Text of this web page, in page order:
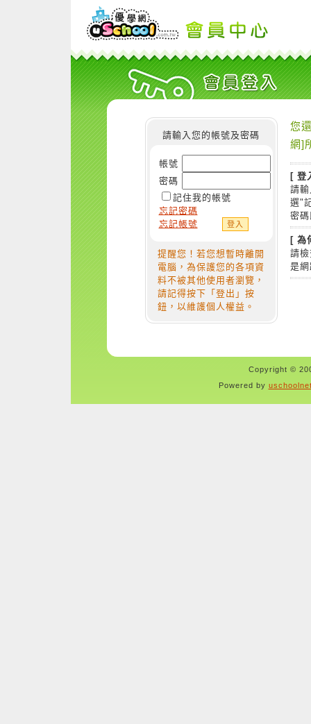
請輸入您的帳號及密碼
帳號
密碼
記住我的帳號
忘記密碼
忘記帳號
提醒您！若您想暫時離開
電腦，為保護您的各項資
料不被其他使用者瀏覽，
請記得按下「登出」按
鈕，以維護個人權益。
您
網]
[ 登
請
選"
密
[ 為
請
是
Copyright ©
Powered by